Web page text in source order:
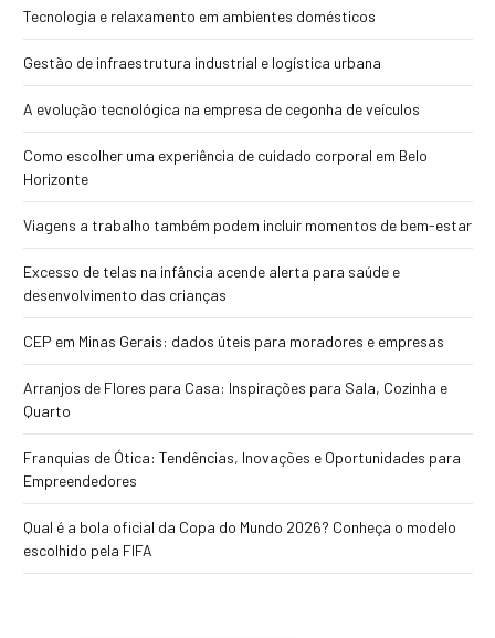
Tecnologia e relaxamento em ambientes domésticos
Gestão de infraestrutura industrial e logística urbana
A evolução tecnológica na empresa de cegonha de veículos
Como escolher uma experiência de cuidado corporal em Belo
Horizonte
Viagens a trabalho também podem incluir momentos de bem-estar
Excesso de telas na infância acende alerta para saúde e
desenvolvimento das crianças
CEP em Minas Gerais: dados úteis para moradores e empresas
Arranjos de Flores para Casa: Inspirações para Sala, Cozinha e
Quarto
Franquias de Ótica: Tendências, Inovações e Oportunidades para
Empreendedores
Qual é a bola oficial da Copa do Mundo 2026? Conheça o modelo
escolhido pela FIFA